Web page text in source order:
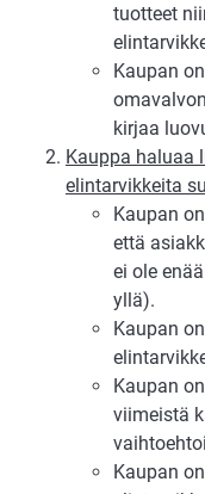
tuotteet
Kaupan
kirjaa
Kauppa haluaa
elintarvikkeita
Kaupan
että
ei ole
yllä).
Kaupan
Kaupan
viimeistä
Kaupan